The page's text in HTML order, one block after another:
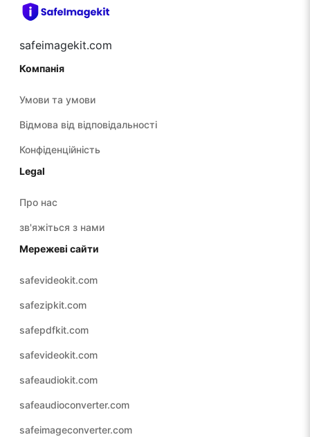
safeimagekit.com
Компанія
Умови та умови
Відмова від відповідальності
Конфіденційність
Legal
Про нас
зв'яжіться з нами
Мережеві сайти
safevideokit.com
safezipkit.com
safepdfkit.com
safevideokit.com
safeaudiokit.com
safeaudioconverter.com
safeimageconverter.com